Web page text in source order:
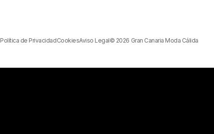
Política de PrivacidadCookiesAviso Legal© 2026 Gran Canaria Moda Cálida